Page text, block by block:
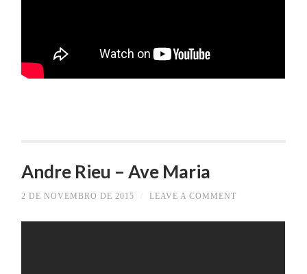
Andre Rieu – Ave Maria
2 DE NOVEMBRO DE 2015 LEAVE A COMMENT